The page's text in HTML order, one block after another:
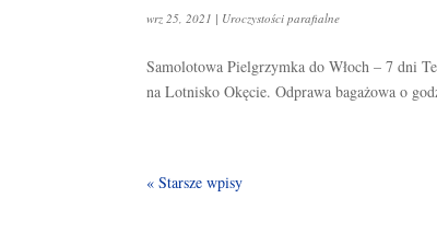
wrz 25, 2021 | Uroczystości parafialne
Samolotowa Pielgrzymka do Włoch – 7
na Lotnisko Okęcie. Odprawa bagażowa o
« Starsze wpisy